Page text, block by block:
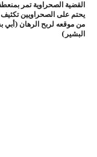
القضية الصحراوية تمر
يحتم على الصحراويين
من موقعه لربح الرهان (أبي
البشير)